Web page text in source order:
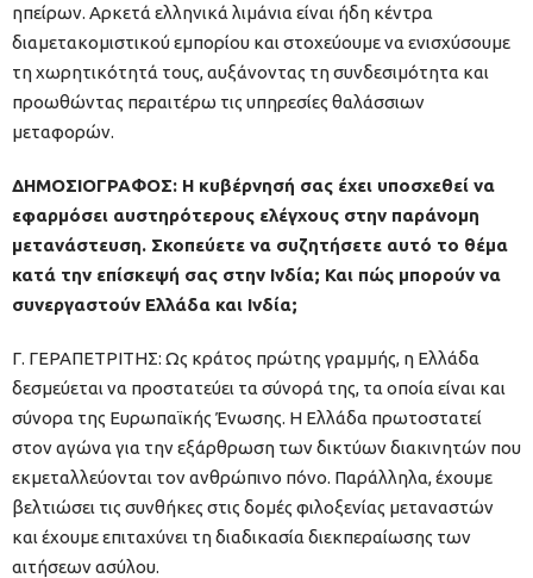
ηπείρων. Αρκετά ελληνικά λιμάνια είναι ήδη κέντρα
διαμετακομιστικού εμπορίου και στοχεύουμε να ενισχύσουμε
τη χωρητικότητά τους, αυξάνοντας τη συνδεσιμότητα και
προωθώντας περαιτέρω τις υπηρεσίες θαλάσσιων
μεταφορών.
ΔΗΜΟΣΙΟΓΡΑΦΟΣ: Η κυβέρνησή σας έχει υποσχεθεί να
εφαρμόσει αυστηρότερους ελέγχους στην παράνομη
μετανάστευση. Σκοπεύετε να συζητήσετε αυτό το θέμα
κατά την επίσκεψή σας στην Ινδία; Και πώς μπορούν να
συνεργαστούν Ελλάδα και Ινδία;
Γ. ΓΕΡΑΠΕΤΡΙΤΗΣ: Ως κράτος πρώτης γραμμής, η Ελλάδα
δεσμεύεται να προστατεύει τα σύνορά της, τα οποία είναι και
σύνορα της Ευρωπαϊκής Ένωσης. Η Ελλάδα πρωτοστατεί
στον αγώνα για την εξάρθρωση των δικτύων διακινητών που
εκμεταλλεύονται τον ανθρώπινο πόνο. Παράλληλα, έχουμε
βελτιώσει τις συνθήκες στις δομές φιλοξενίας μεταναστών
και έχουμε επιταχύνει τη διαδικασία διεκπεραίωσης των
αιτήσεων ασύλου.